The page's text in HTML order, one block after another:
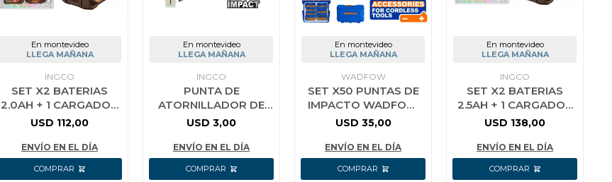
En montevideo
LLEGA MAÑANA
INGCO
SET X2 BATERIAS
2.0AH + 1 CARGADOR
42V P42M INGCO
USD 112,00
ENVÍO EN EL DÍA
En montevideo
LLEGA MAÑANA
INGCO
PUNTA DE
ATORNILLADOR DE
IMPACTO 8´´ INGCO
USD 3,00
ENVÍO EN EL DÍA
En montevideo
LLEGA MAÑANA
WADFOW
SET X50 PUNTAS DE
IMPACTO WADFOW
WSV2005
USD 35,00
ENVÍO EN EL DÍA
En montevideo
LLEGA MAÑANA
INGCO
SET X2 BATERIAS
2.5AH + 1 CARGADOR
42V P42M INGCO
USD 138,00
ENVÍO EN EL DÍA